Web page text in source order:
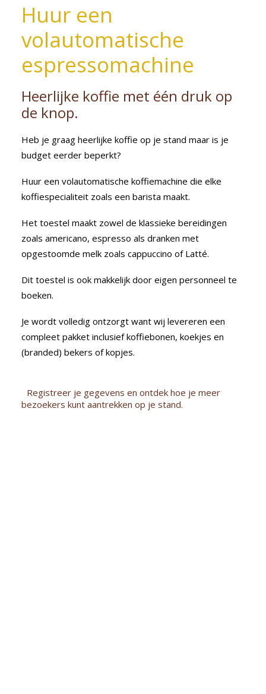
Huur een
volautomatische
espressomachine
Heerlijke koffie met één druk op
de knop.
Heb je graag heerlijke koffie op je stand maar is je
budget eerder beperkt?
Huur een volautomatische koffiemachine die elke
koffiespecialiteit zoals een barista maakt.
Het toestel maakt zowel de klassieke bereidingen
zoals americano, espresso als dranken met
opgestoomde melk zoals cappuccino of Latté.
Dit toestel is ook makkelijk door eigen personneel te
boeken.
Je wordt volledig ontzorgt want wij levereren een
compleet pakket inclusief koffiebonen, koekjes en
(branded) bekers of kopjes.
Registreer je gegevens en ontdek hoe je meer
bezoekers kunt aantrekken op je stand.